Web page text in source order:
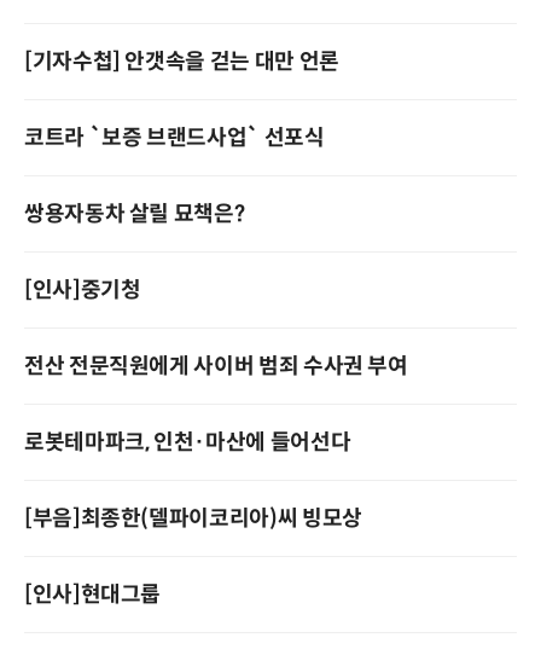
[기자수첩] 안갯속을 걷는 대만 언론
코트라 `보증 브랜드사업` 선포식
쌍용자동차 살릴 묘책은?
[인사]중기청
전산 전문직원에게 사이버 범죄 수사권 부여
로봇테마파크, 인천·마산에 들어선다
[부음]최종한(델파이코리아)씨 빙모상
[인사]현대그룹